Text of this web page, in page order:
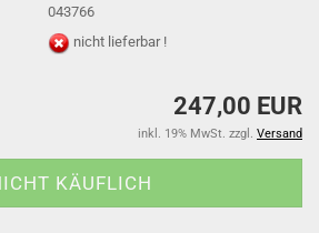
043766
nicht lieferbar !
247,00 EUR
inkl. 19% MwSt. zzgl. Versand